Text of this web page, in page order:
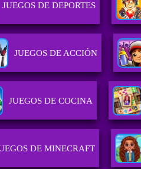
JUEGOS DE DEPORTES
JUEGOS DE ACCIÓN
JUEGOS DE COCINA
DE MINECRAFT